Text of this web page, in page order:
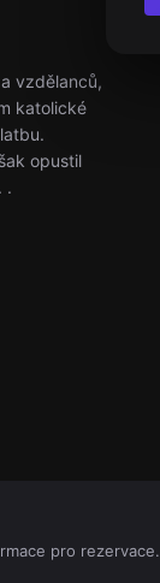
vzdělanců,
katolické
opustil
.
pro rezervace.